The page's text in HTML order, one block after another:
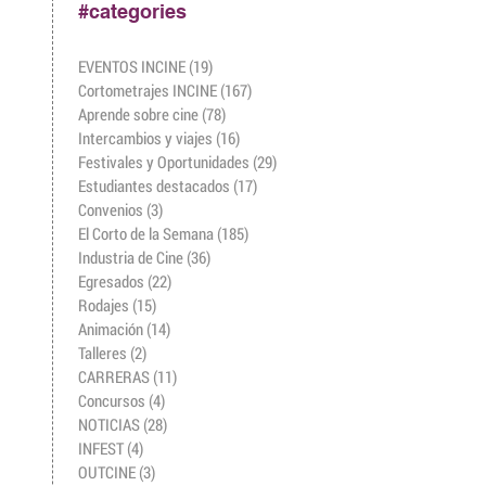
#categories
EVENTOS INCINE (19)
Cortometrajes INCINE (167)
Aprende sobre cine (78)
Intercambios y viajes (16)
Festivales y Oportunidades (29)
Estudiantes destacados (17)
Convenios (3)
El Corto de la Semana (185)
Industria de Cine (36)
Egresados (22)
Rodajes (15)
Animación (14)
Talleres (2)
CARRERAS (11)
Concursos (4)
NOTICIAS (28)
INFEST (4)
OUTCINE (3)